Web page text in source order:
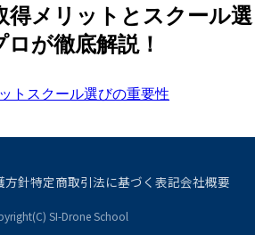
得メリットとスクール選
が徹底解説！
方針特定商取引法に基づく表記会社概要
SI-Drone School